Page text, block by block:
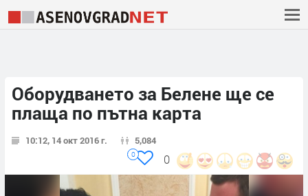
Оборудването за Белене ще се
плаща по пътна карта
10:12, 14 окт 2016 г. 5,084
0
0